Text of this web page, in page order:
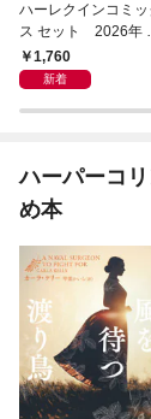
ハーレクインコミッ
ス セット 2026年
l.1078
1,760
新着
ハーパーコ
め本